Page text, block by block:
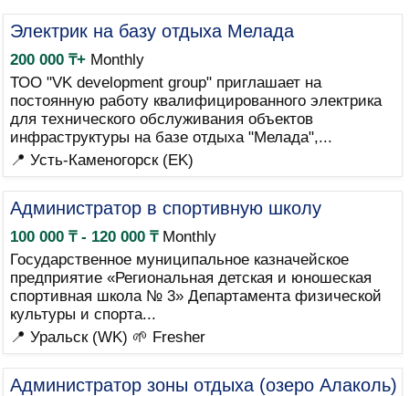
Электрик на базу отдыха Мелада
200 000 ₸+Monthly
ТОО "VK development group" приглашает на
постоянную работу квалифицированного электрика
для технического обслуживания объектов
инфраструктуры на базе отдыха "Мелада",...
📍 Усть-Каменогорск (EK)
Администратор в спортивную школу
100 000 ₸ - 120 000 ₸Monthly
Государственное муниципальное казначейское
предприятие «Региональная детская и юношеская
спортивная школа № 3» Департамента физической
культуры и спорта...
📍 Уральск (WK) 🌱 Fresher
Администратор зоны отдыха (озеро Алаколь)